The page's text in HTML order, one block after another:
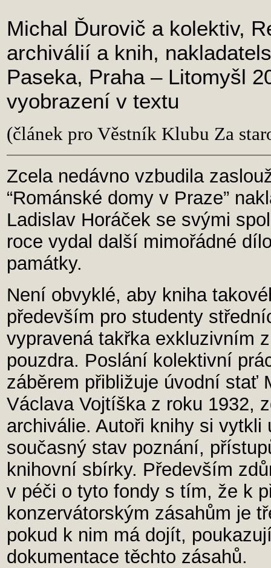
Michal Ďurovič a kolektiv,
archiválií a knih,
Paseka, Praha – Litomyšl
vyobrazení v textu
(článek pro Věstník Klubu Za
Zcela nedávno vzbudila
“Románské domy v Praze”
Ladislav Horáček se svými
roce vydal další mimořádné
památky.
Není obvyklé, aby kniha
především pro studenty
vypravená takřka exkluzivním
pouzdra. Poslání kolektivní
záběrem přibližuje úvodní stať
Václava Vojtíška z roku 1932,
archiválie. Autoři knihy si
současný stav poznání,
knihovní sbírky. Především
v péči o tyto fondy s tím, že k
konzervátorským zásahům je
pokud k nim má dojít,
dokumentace těchto zásahů.